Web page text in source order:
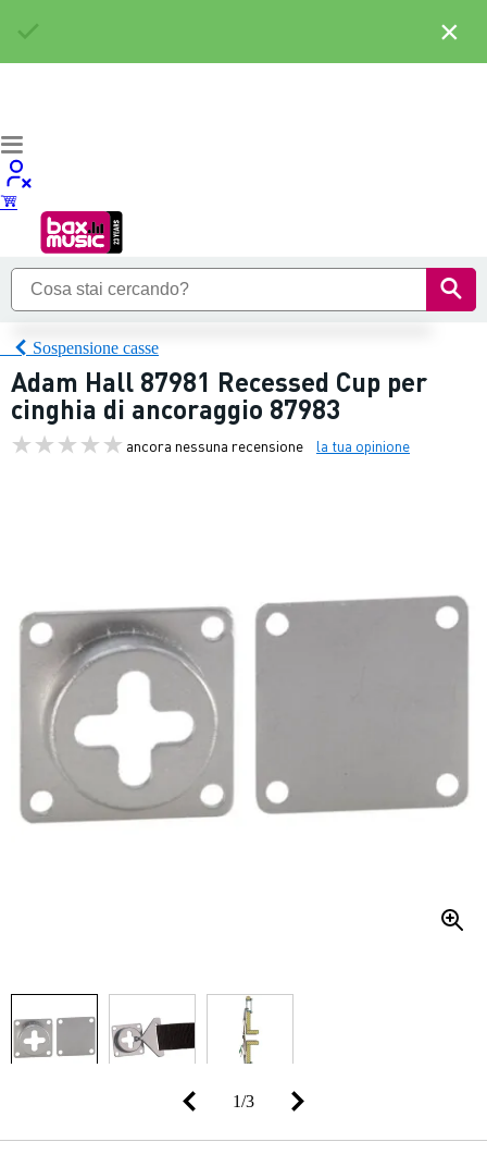
Sospensione casse
Adam Hall 87981 Recessed Cup per
cinghia di ancoraggio 87983
ancora nessuna recensione la tua opinione
1/3
×